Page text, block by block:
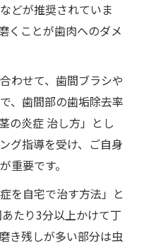
どが推奨されていま
くことが歯肉へのダメ
わせて、歯間ブラシや
、歯間部の歯垢除去率
の炎症 治し方」とし
グ指導を受け、ご自身
重要です。
を自宅で治す方法」と
たり3分以上かけて丁
き残しが多い部分は虫